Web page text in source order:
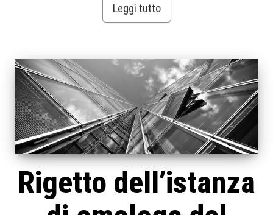
Leggi tutto
Rigetto dell’istanza